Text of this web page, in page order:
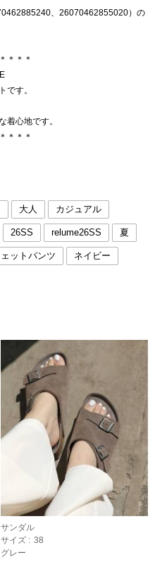
、26070462855020）の
＊＊＊
です。
着心地です。
＊＊＊
大人 カジュアル
26SS relume26SS 夏
ットパンツ ネイビー
サンダル
サイズ : 38
グレー